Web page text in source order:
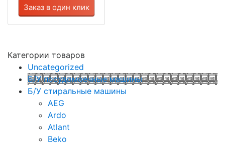
Заказ в один клик
Категории товаров
Uncategorized
Б/У посудомоечные машины
Б/У стиральные машины
AEG
Ardo
Atlant
Beko